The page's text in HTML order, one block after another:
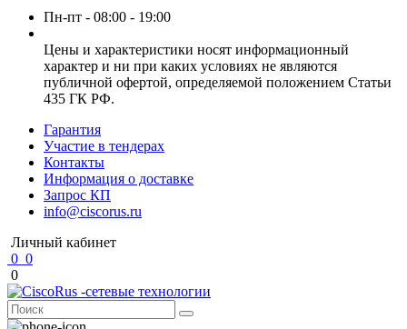
Пн-пт - 08:00 - 19:00
Цены и характеристики носят информационный
характер и ни при каких условиях не являются
публичной офертой, определяемой положением Статьи
435 ГК РФ.
Гарантия
Участие в тендерах
Контакты
Информация о доставке
Запрос КП
info@ciscorus.ru
Личный кабинет
0 0
0